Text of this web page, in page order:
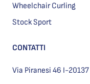
Wheelchair Curling
Stock Sport
CONTATTI
Via Piranesi 46 I-